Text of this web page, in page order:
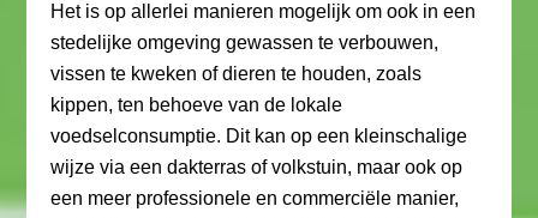
Het is op allerlei manieren mogelijk om ook in een
stedelijke omgeving gewassen te verbouwen,
vissen te kweken of dieren te houden, zoals
kippen, ten behoeve van de lokale
voedselconsumptie. Dit kan op een kleinschalige
wijze via een dakterras of volkstuin, maar ook op
een meer professionele en commerciële manier,